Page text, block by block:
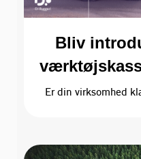
Bliv
Er din virksomhed